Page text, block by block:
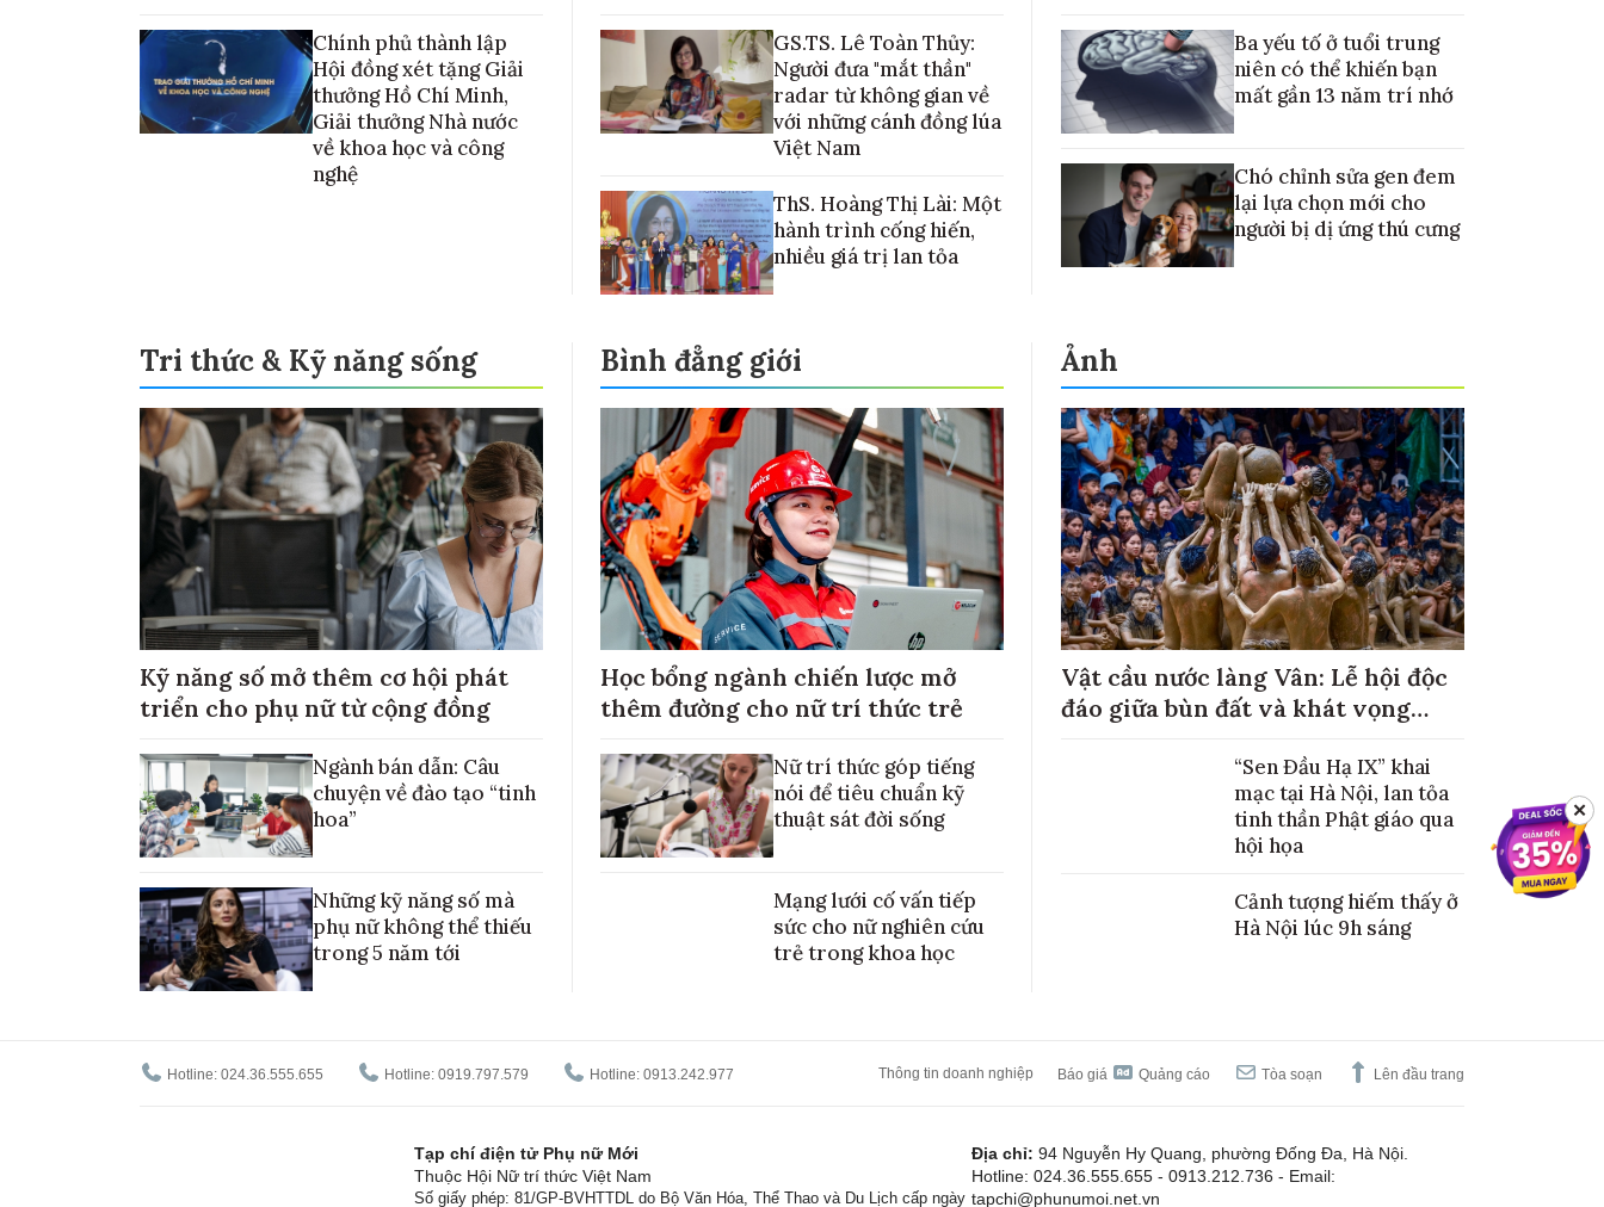
Chính phủ thành lập
Hội đồng xét tặng Giải
thưởng Hồ Chí Minh,
Giải thưởng Nhà nước
về khoa học và công
nghệ
GS.TS. Lê Toàn Thủy:
Người đưa "mắt thần"
radar từ không gian về
với những cánh đồng lúa
Việt Nam
ThS. Hoàng Thị Lài: Một
hành trình cống hiến,
nhiều giá trị lan tỏa
Ba yếu tố ở tuổi trung
niên có thể khiến bạn
mất gần 13 năm trí nhớ
Chó chỉnh sửa gen đem
lại lựa chọn mới cho
người bị dị ứng thú cưng
Tri thức & Kỹ năng sống
Kỹ năng số mở thêm cơ hội phát
triển cho phụ nữ từ cộng đồng
Ngành bán dẫn: Câu
chuyện về đào tạo “tinh
hoa”
Những kỹ năng số mà
phụ nữ không thể thiếu
trong 5 năm tới
Bình đẳng giới
Học bổng ngành chiến lược mở
thêm đường cho nữ trí thức trẻ
Nữ trí thức góp tiếng
nói để tiêu chuẩn kỹ
thuật sát đời sống
Mạng lưới cố vấn tiếp
sức cho nữ nghiên cứu
trẻ trong khoa học
Ảnh
Vật cầu nước làng Vân: Lễ hội độc
đáo giữa bùn đất và khát vọng
“Sen Đầu Hạ IX” khai
mạc tại Hà Nội, lan tỏa
tinh thần Phật giáo qua
hội họa
Cảnh tượng hiếm thấy ở
Hà Nội lúc 9h sáng
Hotline: 024.36.555.655 Hotline: 0919.797.579 Hotline: 0913.242.977 Thông tin doanh nghiệp Báo giá Quảng cáo Tòa soạn Lên đầu trang
Tạp chí điện tử Phụ nữ Mới
Thuộc Hội Nữ trí thức Việt Nam
Số giấy phép: 81/GP-BVHTTDL do Bộ Văn Hóa, Thể Thao và Du Lịch cấp ngày
Địa chỉ: 94 Nguyễn Hy Quang, phường Đống Đa, Hà Nội.
Hotline: 024.36.555.655 - 0913.212.736 - Email:
tapchi@phunumoi.net.vn
✕